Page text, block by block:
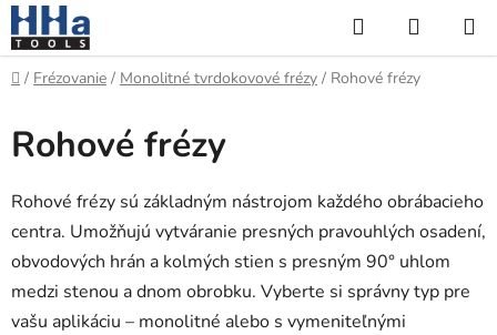
Prejsť
na
obsah
Hľadať
KOŠÍK
Domov
/ Frézovanie / Monolitné tvrdokovové frézy / Rohové frézy
Rohové frézy
Rohové frézy sú základným nástrojom každého obrábacieho
centra. Umožňujú vytváranie presných pravouhlých osadení,
obvodových hrán a kolmých stien s presným 90° uhlom
medzi stenou a dnom obrobku. Vyberte si správny typ pre
vašu aplikáciu – monolitné alebo s vymeniteľnými